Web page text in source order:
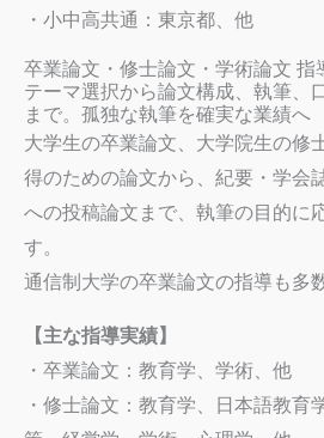
・小中高共通：東京都、他
卒業論文・修士論文・学術論文 指
テーマ選択から論文構成、執筆、
まで。孤独な執筆を確実な業績へ
大学生の卒業論文、大学院生の修
得のための論文から、紀要・学会
への投稿論文まで、執筆の目的に
す。
通信制大学の卒業論文の指導も多
【主な指導実績】
・卒業論文：教育学、学術、他
・修士論文：教育学、日本語教育